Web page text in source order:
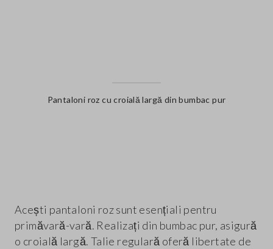
Pantaloni roz cu croială largă din bumbac pur
Acești pantaloni roz sunt esențiali pentru
primăvară-vară. Realizați din bumbac pur, asigură
o croială largă. Talie regulară oferă libertate de